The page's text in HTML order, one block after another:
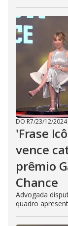
DO R7/23/12/2024
'Frase
vence
prêmio
Chance
Advogada
quadro